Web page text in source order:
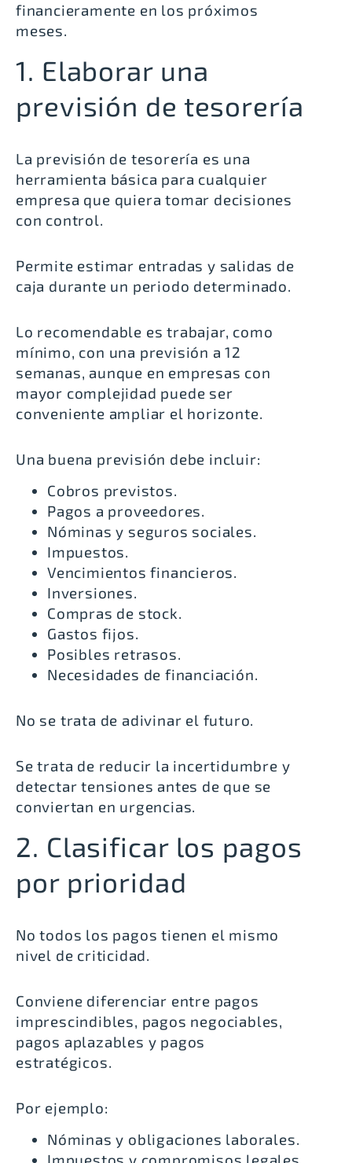
financieramente en los próximos
meses.
1. Elaborar una
previsión de tesorería
La previsión de tesorería es una
herramienta básica para cualquier
empresa que quiera tomar decisiones
con control.
Permite estimar entradas y salidas de
caja durante un periodo determinado.
Lo recomendable es trabajar, como
mínimo, con una previsión a 12
semanas, aunque en empresas con
mayor complejidad puede ser
conveniente ampliar el horizonte.
Una buena previsión debe incluir:
Cobros previstos.
Pagos a proveedores.
Nóminas y seguros sociales.
Impuestos.
Vencimientos financieros.
Inversiones.
Compras de stock.
Gastos fijos.
Posibles retrasos.
Necesidades de financiación.
No se trata de adivinar el futuro.
Se trata de reducir la incertidumbre y
detectar tensiones antes de que se
conviertan en urgencias.
2. Clasificar los pagos
por prioridad
No todos los pagos tienen el mismo
nivel de criticidad.
Conviene diferenciar entre pagos
imprescindibles, pagos negociables,
pagos aplazables y pagos
estratégicos.
Por ejemplo:
Nóminas y obligaciones laborales.